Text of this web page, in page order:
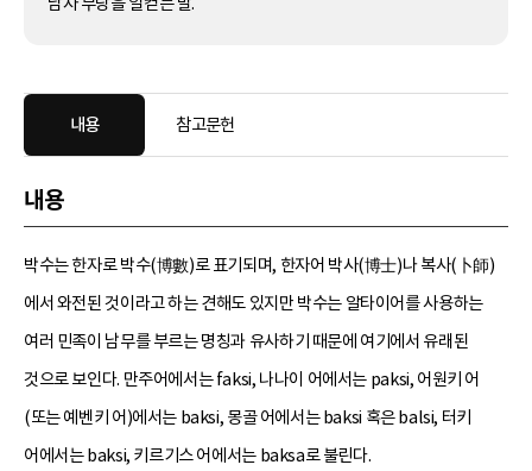
내용 참고문헌
내용
박수는 한자로 박수(博數)로 표기되며, 한자어 박사(博士)나 복사(卜師)
에서 와전된 것이라고 하는 견해도 있지만 박수는 알타이어를 사용하는
여러 민족이 남무를 부르는 명칭과 유사하기 때문에 여기에서 유래된
것으로 보인다. 만주어에서는 faksi, 나나이 어에서는 paksi, 어원키 어
(또는 예벤키 어)에서는 baksi, 몽골 어에서는 baksi 혹은 balsi, 터키
어에서는 baksi, 키르기스 어에서는 baksa로 불린다.